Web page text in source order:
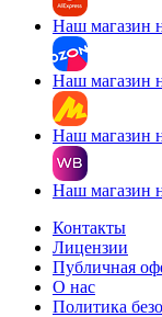
Наш магазин
Наш магазин
Наш магазин
Наш магазин
Контакты
Лицензии
Публичная
О нас
Политика